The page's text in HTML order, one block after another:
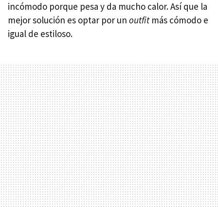
incómodo porque pesa y da mucho calor. Así que la
mejor solución es optar por un outfitmás cómodo e
igual de estiloso.